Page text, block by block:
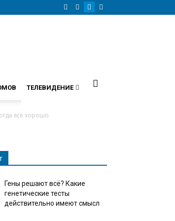
ТЕЛЕВИДЕНИЕ
всё хорошо
Гены решают всё? Какие
генетические тесты
действительно имеют смысл